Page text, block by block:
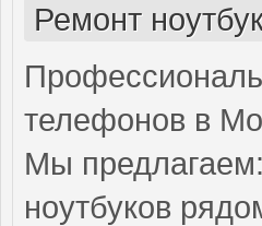
Ремонт
телефонов в
Мы
ноутбуков